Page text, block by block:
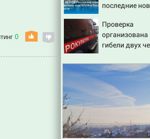
0
последние
последствия,
склады
состояние
Проверка
организована
гибели двух
в Смоленске